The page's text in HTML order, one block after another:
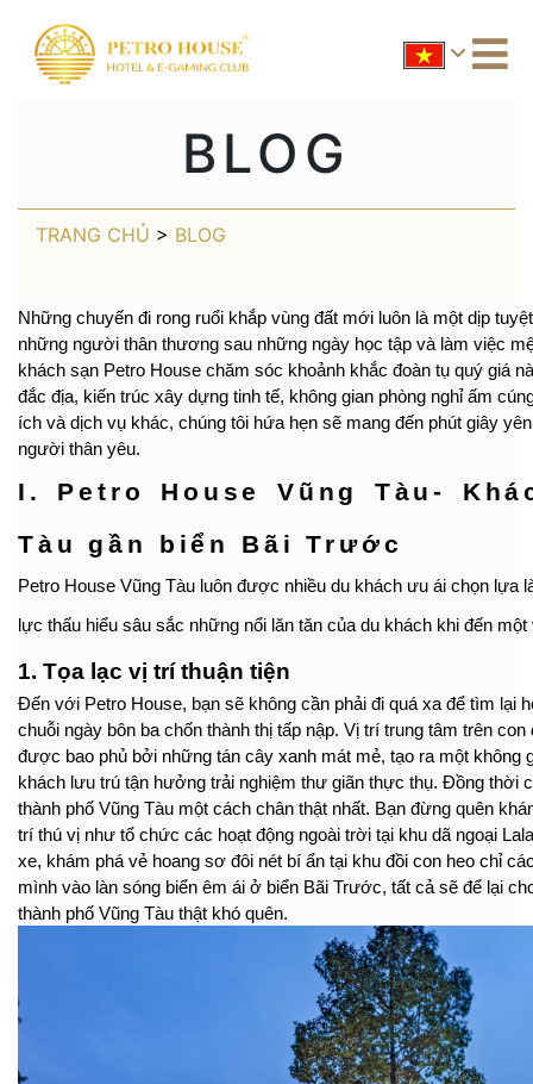
BLOG
TRANG CHỦ > BLOG
Những chuyến đi rong ruổi khắp vùng đất mới luôn là một dịp
những người thân thương sau những ngày học tập và làm việc
khách sạn Petro House chăm sóc khoảnh khắc đoàn tụ quý giá
đắc địa, kiến trúc xây dựng tinh tế, không gian phòng nghỉ ấm
ích và dịch vụ khác, chúng tôi hứa hẹn sẽ mang đến phút giây
người thân yêu.
I. Petro House Vũng Tàu-
Tàu gần biển Bãi Trước
Petro House Vũng Tàu luôn được nhiều du khách ưu ái chọn lựa
lực thấu hiểu sâu sắc những nổi lăn tăn của du khách khi đến
1. Tọa lạc vị trí thuận tiện
Đến với Petro House, bạn sẽ không cần phải đi quá xa để tìm lại
chuỗi ngày bôn ba chốn thành thị tấp nập. Vị trí trung tâm trên
được bao phủ bởi những tán cây xanh mát mẻ, tạo ra một không
khách lưu trú tận hưởng trải nghiệm thư giãn thực thụ. Đồng thời
thành phố Vũng Tàu một cách chân thật nhất. Bạn đừng quên
trí thú vị như tổ chức các hoạt động ngoài trời tại khu dã ngoại
xe, khám phá vẻ hoang sơ đôi nét bí ẩn tại khu đồi con heo chỉ
mình vào làn sóng biển êm ái ở biển Bãi Trước, tất cả sẽ để lại
thành phố Vũng Tàu thật khó quên.